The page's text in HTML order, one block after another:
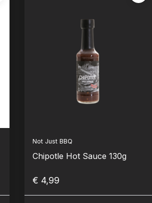
Not Just BBQ
Chipotle Hot Sauce 130g
€ 4,99